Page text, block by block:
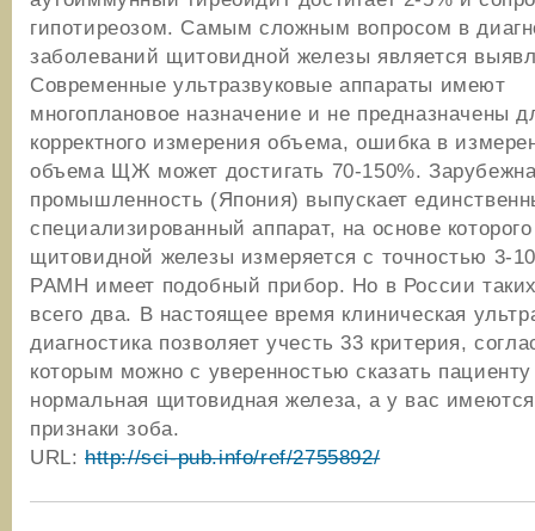
гипотиреозом. Самым сложным вопросом в
заболеваний щитовидной железы является
Современные ультразвуковые аппараты имеют
многоплановое назначение и не предназначены
корректного измерения объема, ошибка в
объема ЩЖ может достигать 70-150%.
промышленность (Япония) выпускает
специализированный аппарат, на основе
щитовидной железы измеряется с точностью 3-
РАМН имеет подобный прибор. Но в России
всего два. В настоящее время клиническая
диагностика позволяет учесть 33 критерия,
которым можно с уверенностью сказать
нормальная щитовидная железа, а у вас
признаки зоба.
URL: http://sci-pub.info/ref/2755892/